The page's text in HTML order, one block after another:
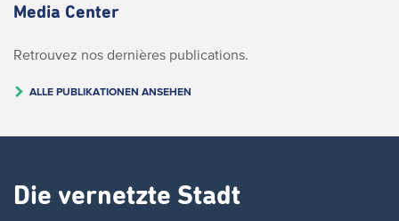
Media Center
Retrouvez nos dernières publications.
ALLE PUBLIKATIONEN ANSEHEN
Die vernetzte Stadt